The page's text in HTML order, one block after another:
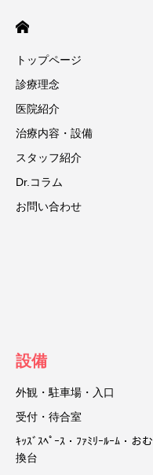
トップページ
診療理念
医院紹介
治療内容・設備
スタッフ紹介
Dr.コラム
お問い合わせ
設備
外観・駐車場・入口
受付・待合室
ｷｯｽﾞｽﾍﾟｰｽ・ﾌｧﾐﾘｰﾙｰﾑ・お
換台